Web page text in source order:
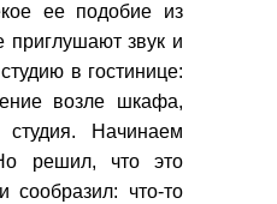
ее подобие из
приглушают звук и
в гостинице:
возле шкафа,
Начинаем
решил, что это
сообразил: что-то